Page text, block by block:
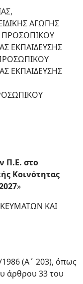
ΑΓΩΓΗΣ
ΠΡΟΣΩΠΙΚΟΥ
ΕΚΠΑΙΔΕΥΣΗΣ
ΕΚΠΑΙΔΕΥΣΗΣ
Π.Ε. στο
Κοινότητας
»
ΚΑΙ
(Α΄ 203), όπως
άρθρου 33 του